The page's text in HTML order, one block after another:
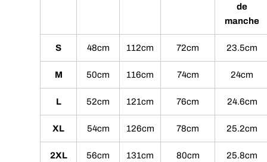
de
manche
S 48cm 112cm 72cm 23.5cm
M 50cm 116cm 74cm 24cm
L 52cm 121cm 76cm 24.6cm
XL 54cm 126cm 78cm 25.2cm
2XL 56cm 131cm 80cm 25.8cm